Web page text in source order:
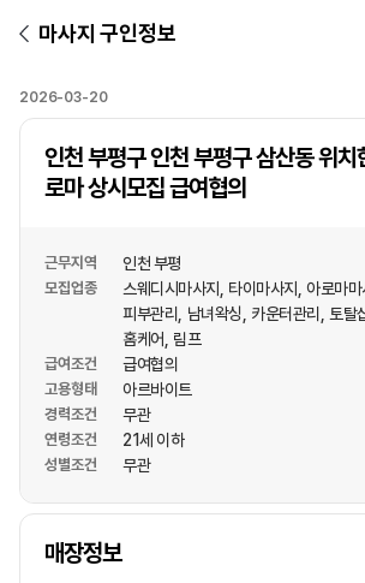
마사지 구인정보
2026-03-20
인천 부평구 인천 부평구 삼산동 위치
로마 상시모집 급여협의
근무지역 인천 부평
모집업종 스웨디시마사지 타이마사지 아로마마
피부관리
남녀왁싱 카운터관리 토탈
홈케어
림프
급여조건 급여협의
고용형태 아르바이트
경력조건 무관
연령조건 21세 이하
성별조건 무관
매장정보
상호명